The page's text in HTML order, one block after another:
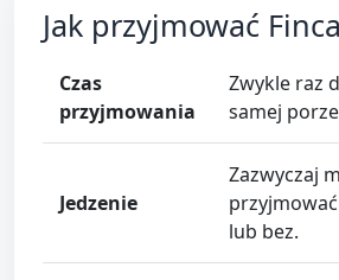
Jak przyjmować
Czas
przyjmowania
Zwykle raz
samej
Jedzenie
Zazwyczaj
lub bez.